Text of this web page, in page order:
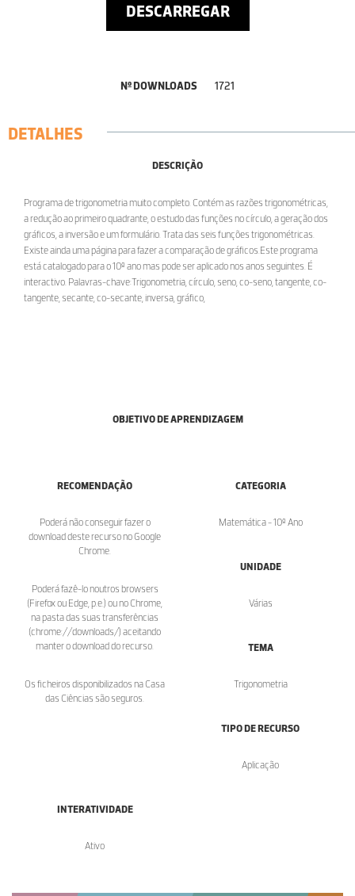
DESCARREGAR
Nº DOWNLOADS 1721
DETALHES
DESCRIÇÃO
Programa de trigonometria muito completo. Contém as razões trigonométricas,
a redução ao primeiro quadrante, o estudo das funções no círculo, a geração dos
gráficos, a inversão e um formulário. Trata das seis funções trigonométricas.
Existe ainda uma página para fazer a comparação de gráficos.Este programa
está catalogado para o 10º ano mas pode ser aplicado nos anos seguintes. É
interactivo. Palavras-chave:Trigonometria, círculo, seno, co-seno, tangente, co-
tangente, secante, co-secante, inversa, gráfico,
OBJETIVO DE APRENDIZAGEM
RECOMENDAÇÃO
Poderá não conseguir fazer o
download deste recurso no Google
Chrome.
Poderá fazê-lo noutros browsers
(Firefox ou Edge, p.e.) ou no Chrome,
na pasta das suas transferências
(chrome://downloads/) aceitando
manter o download do recurso.
Os ficheiros disponibilizados na Casa
das Ciências são seguros.
CATEGORIA
Matemática - 10º Ano
UNIDADE
Várias
TEMA
Trigonometria
TIPO DE RECURSO
Aplicação
INTERATIVIDADE
Ativo